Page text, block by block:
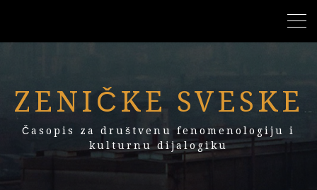
ZENIČKE SVESKE
Časopis za društvenu fenomenologiju i
kulturnu dijalogiku